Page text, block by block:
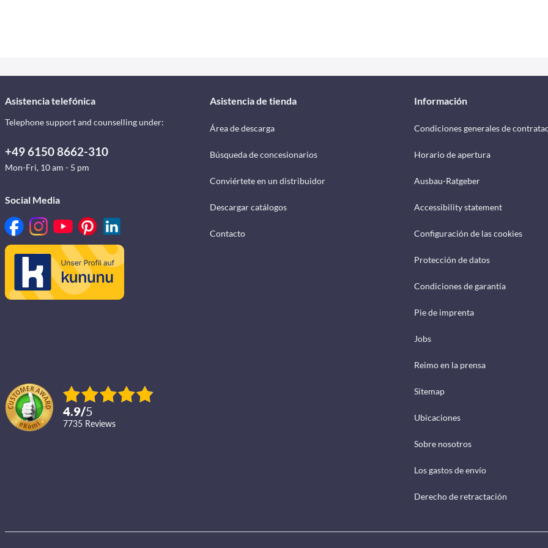
Asistencia telefónica
Telephone support and counselling under:
+49 6150 8662-310
Mon-Fri, 10 am - 5 pm
Social Media
4.9/5
7735 reviews
Asistencia de tienda
Área de descarga
Búsqueda de concesionarios
Conviértete en un distribuidor
Descargar catálogos
Contacto
Información
Condiciones generales de
Horario de apertura
Ausbau-Ratgeber
Accessibility statement
Configuración de las cookies
Protección de datos
Condiciones de garantía
Pie de imprenta
Jobs
Reimo en la prensa
Sitemap
Ubicaciones
Sobre nosotros
Los gastos de envío
Derecho de retractación